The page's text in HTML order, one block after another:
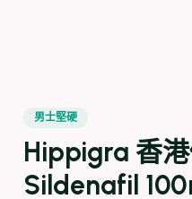
男士堅硬
Hippigra 香港
Sildenafil